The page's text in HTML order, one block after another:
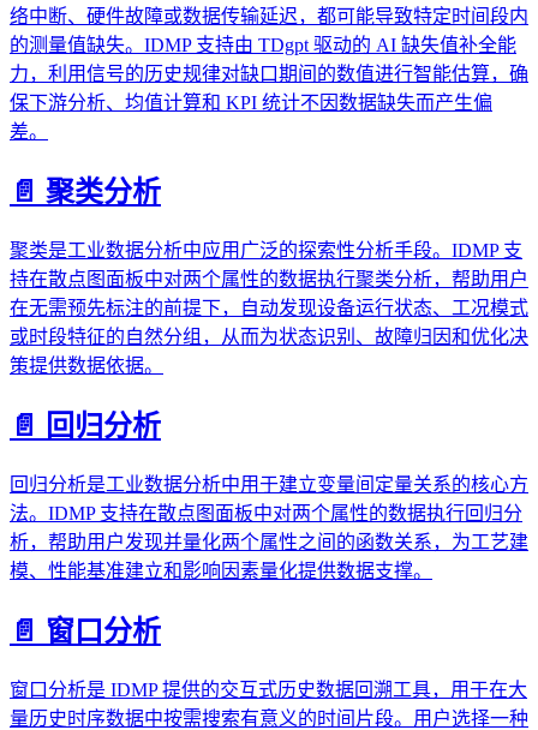
络中断、硬件故障或数据传输延迟，都可能导致特定时间段内
的测量值缺失。IDMP 支持由 TDgpt 驱动的 AI 缺失值补全能
力，利用信号的历史规律对缺口期间的数值进行智能估算，确
保下游分析、均值计算和 KPI 统计不因数据缺失而产生偏
差。
📄️ 聚类分析
聚类是工业数据分析中应用广泛的探索性分析手段。IDMP 支
持在散点图面板中对两个属性的数据执行聚类分析，帮助用户
在无需预先标注的前提下，自动发现设备运行状态、工况模式
或时段特征的自然分组，从而为状态识别、故障归因和优化决
策提供数据依据。
📄️ 回归分析
回归分析是工业数据分析中用于建立变量间定量关系的核心方
法。IDMP 支持在散点图面板中对两个属性的数据执行回归分
析，帮助用户发现并量化两个属性之间的函数关系，为工艺建
模、性能基准建立和影响因素量化提供数据支撑。
📄️ 窗口分析
窗口分析是 IDMP 提供的交互式历史数据回溯工具，用于在大
量历史时序数据中按需搜索有意义的时间片段。用户选择一种